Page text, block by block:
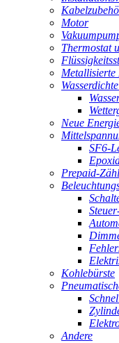
Motor
Thermostat
Metallisierte
Neue
SF6-
Prepaid-
Kohlebürste
Andere